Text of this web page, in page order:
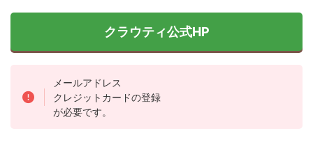
クラウティ公式HP
メールアドレス
クレジットカードの登録
が必要です。